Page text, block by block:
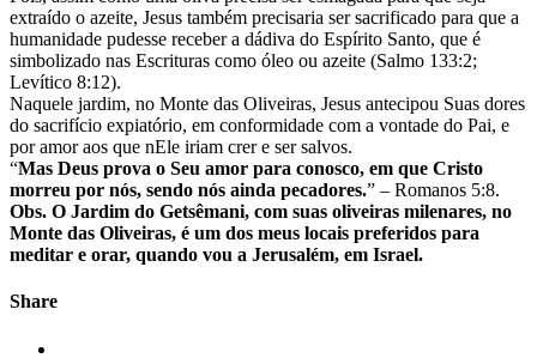
extraído o azeite, Jesus também precisaria ser sacrificado para que a
humanidade pudesse receber a dádiva do Espírito Santo, que é
simbolizado nas Escrituras como óleo ou azeite (Salmo 133:2;
Levítico 8:12).
Naquele jardim, no Monte das Oliveiras, Jesus antecipou Suas dores
do sacrifício expiatório, em conformidade com a vontade do Pai, e
por amor aos que nEle iriam crer e ser salvos.
“Mas Deus prova o Seu amor para conosco, em que Cristo
morreu por nós, sendo nós ainda pecadores.” – Romanos 5:8.
Obs. O Jardim do Getsêmani, com suas oliveiras milenares, no
Monte das Oliveiras, é um dos meus locais preferidos para
meditar e orar, quando vou a Jerusalém, em Israel.
Share